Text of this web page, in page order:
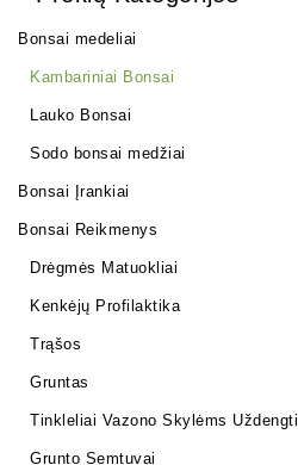
Bonsai medeliai
Kambariniai Bonsai
Lauko Bonsai
Sodo bonsai medžiai
Bonsai Įrankiai
Bonsai Reikmenys
Drėgmės Matuokliai
Kenkėjų Profilaktika
Trąšos
Gruntas
Tinkleliai Vazono Skylėms Uždengti
Grunto Semtuvai